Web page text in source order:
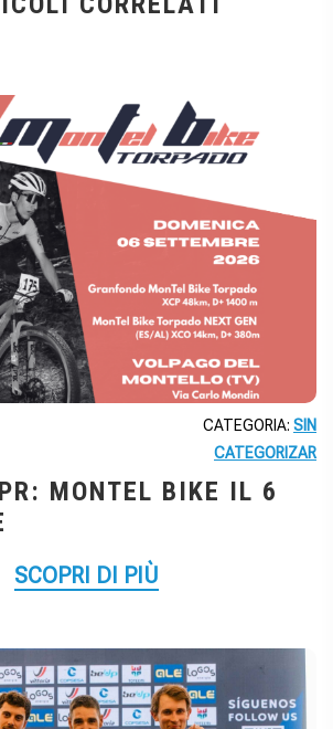
CATEGORIA: SIN
CATEGORIZAR
MONTEL BIKE IL 6
SCOPRI DI PIÙ